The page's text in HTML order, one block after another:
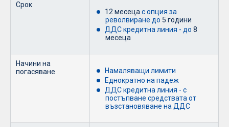
Срок
12 месеца с опция за
револвиране до 5 години
ДДС кредитна линия - до 8
месеца
Начини на
погасяване
Намаляващи лимити
Еднократно на падеж
ДДС кредитна линия - с
постъпване средствата от
възстановяване на ДДС